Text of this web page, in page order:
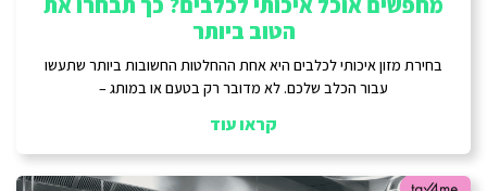
הטוב ביותר
בחירת מזון איכותי לכלבים היא אחת ההחלטות החשובות ביותר שתעשו
עבור הכלב שלכם. לא מדובר רק בטעם או במותג –
קראו עוד